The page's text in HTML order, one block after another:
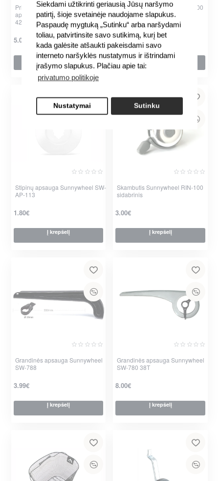
Siekdami užtikrinti geriausią Jūsų naršymo
patirtį, šioje svetainėje naudojame slapukus.
Paspaudę mygtuką „Sutinku“ arba naršydami
toliau, patvirtinsite savo sutikimą, kurį bet
kada galėsite atšaukti pakeisdami savo
interneto naršyklės nustatymus ir ištrindami
įrašymo slapukus. Plačiau apie tai:
privatumo politikoje
Nustatymai Sutinku
Priekinio žvaigždžių bloko
apsauga Sunnywheel SW-719
42T-44T
5.00€
Į krepšelį
Skambutis Sunnywheel RIN-100
juodas
3.00€
Į krepšelį
Stipinų apsauga Sunnywheel SW-
AP-113
1.80€
Į krepšelį
Skambutis Sunnywheel RIN-100
sidabrinis
3.00€
Į krepšelį
Grandinės apsauga Sunnywheel
SW-788
3.99€
Į krepšelį
Grandinės apsauga Sunnywheel
SW-780 38T
8.00€
Į krepšelį